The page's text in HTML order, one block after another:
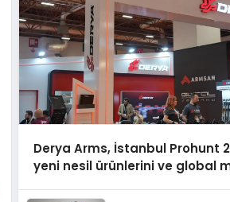
Derya Arms, İstanbul Prohunt
yeni nesil ürünlerini ve global